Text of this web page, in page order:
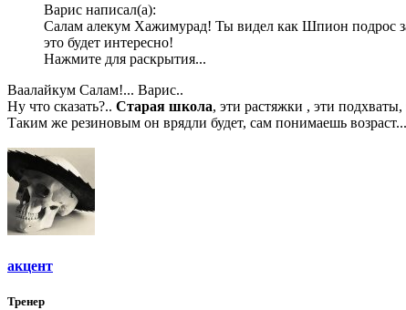
Варис написал(а):
Салам алекум Хажимурад! Ты видел как Шпион подрос за
это будет интересно!
Нажмите для раскрытия...
Ваалайкум Салам!... Варис..
Ну что сказать?.. Старая школа, эти растяжки , эти
Таким же резиновым он врядли будет, сам понимаешь возраст...
акцент
Тренер